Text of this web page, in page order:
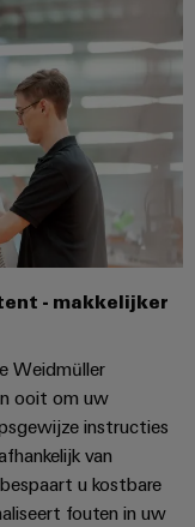
- makkelijker
Weidmüller
ooit om uw
instructies
van
u kostbare
fouten in uw